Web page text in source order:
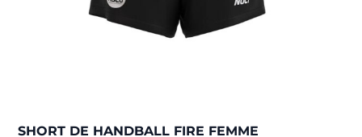
SHORT DE HANDBALL FIRE FEMME